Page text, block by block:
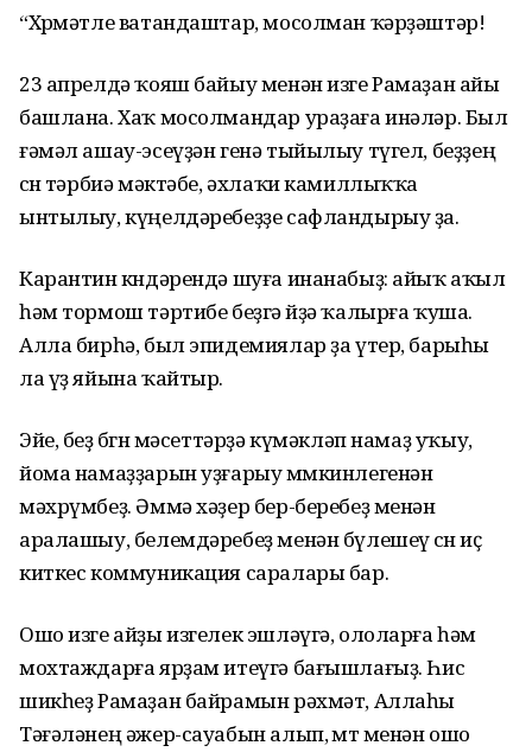
“Хөрмәтле ватандаштар, мосолман ҡәрҙәштәр!
23 апрелдә ҡояш байыу менән изге Рамаҙан айы
башлана. Хаҡ мосолмандар ураҙаға инәләр. Был
ғәмәл ашау-эсеүҙән генә тыйылыу түгел, беҙҙең
өсөн тәрбиә мәктәбе, әхлаҡи камиллыҡҡа
ынтылыу, күңелдәребеҙҙе сафландырыу ҙа.
Карантин көндәрендә шуға инанабыҙ: айыҡ аҡыл
һәм тормош тәртибе беҙгә өйҙә ҡалырға ҡуша.
Алла бирһә, был эпидемиялар ҙа үтер, барыһы
ла үҙ яйына ҡайтыр.
Эйе, беҙ бөгөн мәсеттәрҙә күмәкләп намаҙ уҡыу,
йома намаҙҙарын уҙғарыу мөмкинлегенән
мәхрүмбеҙ. Әммә хәҙер бер-беребеҙ менән
аралашыу, белемдәребеҙ менән бүлешеү өсөн иҫ
киткес коммуникация саралары бар.
Ошо изге айҙы изгелек эшләүгә, ололарға һәм
мохтаждарға ярҙам итеүгә бағышлағыҙ. Һис
шикһеҙ Рамаҙан байрамын рәхмәт, Аллаһы
Тәғәләнең әжер-сауабын алып, өмөт менән ошо